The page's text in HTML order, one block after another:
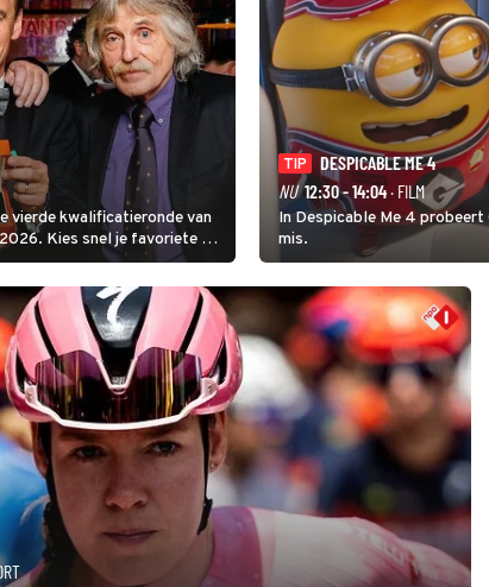
vierde kwalificatieronde van
tv-
.
TIP
DESPICABLE ME 4
NU 12:30 - 14:04· FILM
In Despicable Me 4 probeert
mis.